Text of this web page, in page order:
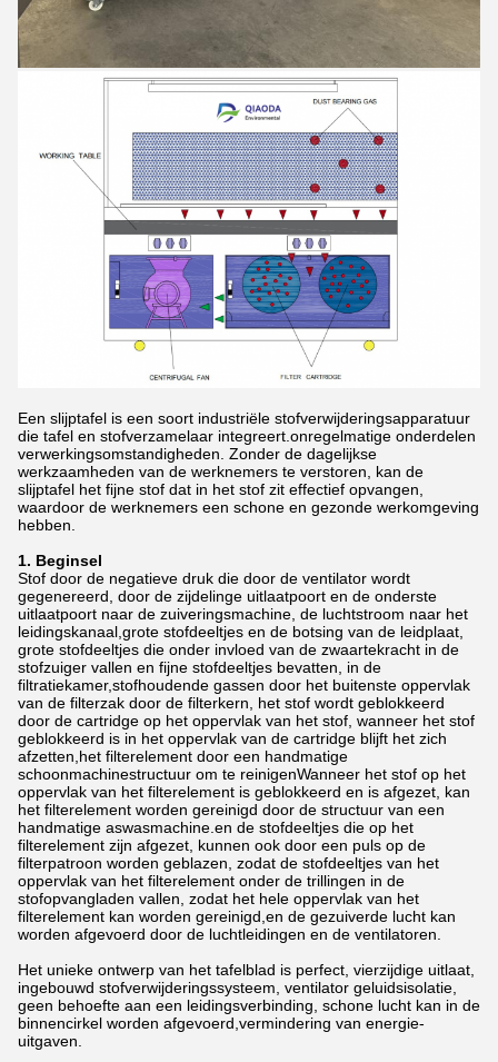
Een slijptafel is een soort industriële stofverwijderingsapparatuur
die tafel en stofverzamelaar integreert.onregelmatige onderdelen
verwerkingsomstandigheden. Zonder de dagelijkse
werkzaamheden van de werknemers te verstoren, kan de
slijptafel het fijne stof dat in het stof zit effectief opvangen,
waardoor de werknemers een schone en gezonde werkomgeving
hebben.
1. Beginsel
Stof door de negatieve druk die door de ventilator wordt
gegenereerd, door de zijdelinge uitlaatpoort en de onderste
uitlaatpoort naar de zuiveringsmachine, de luchtstroom naar het
leidingskanaal,grote stofdeeltjes en de botsing van de leidplaat,
grote stofdeeltjes die onder invloed van de zwaartekracht in de
stofzuiger vallen en fijne stofdeeltjes bevatten, in de
filtratiekamer,stofhoudende gassen door het buitenste oppervlak
van de filterzak door de filterkern, het stof wordt geblokkeerd
door de cartridge op het oppervlak van het stof, wanneer het stof
geblokkeerd is in het oppervlak van de cartridge blijft het zich
afzetten,het filterelement door een handmatige
schoonmachinestructuur om te reinigenWanneer het stof op het
oppervlak van het filterelement is geblokkeerd en is afgezet, kan
het filterelement worden gereinigd door de structuur van een
handmatige aswasmachine.en de stofdeeltjes die op het
filterelement zijn afgezet, kunnen ook door een puls op de
filterpatroon worden geblazen, zodat de stofdeeltjes van het
oppervlak van het filterelement onder de trillingen in de
stofopvangladen vallen, zodat het hele oppervlak van het
filterelement kan worden gereinigd,en de gezuiverde lucht kan
worden afgevoerd door de luchtleidingen en de ventilatoren.
Het unieke ontwerp van het tafelblad is perfect, vierzijdige uitlaat,
ingebouwd stofverwijderingssysteem, ventilator geluidsisolatie,
geen behoefte aan een leidingsverbinding, schone lucht kan in de
binnencirkel worden afgevoerd,vermindering van energie-
uitgaven.